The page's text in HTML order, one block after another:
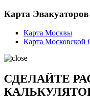
Карта Эвакуаторов
Карта Москвы
Карта Московской
СДЕЛАЙТЕ